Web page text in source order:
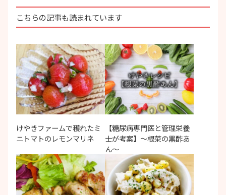
ー
シ
ョ
こちらの記事も読まれています
けやきファームで穫れたミ
ニトマトのレモンマリネ
【糖尿病専門医と管理栄養
士が考案】～根菜の黒酢あ
ん～